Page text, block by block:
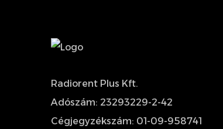
Radiorent Plus Kft.
Adószám: 23293229-2-42
Cégjegyzékszám: 01-09-958741